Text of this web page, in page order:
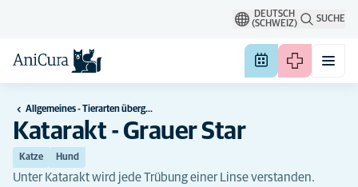
DEUTSCH
(SCHWEIZ)
SUCHE
Allgemeines - Tierarten übergreifend
Katarakt - Grauer Star
Katze Hund
Unter Katarakt wird jede Trübung einer Linse verstanden.